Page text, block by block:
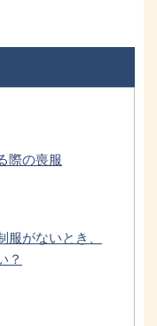
際の喪服
服がないとき、
？